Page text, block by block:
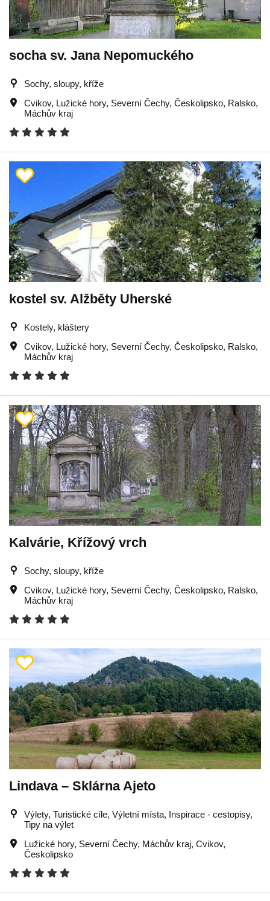
socha sv. Jana Nepomuckého
Sochy, sloupy, kříže
Cvikov, Lužické hory, Severní Čechy, Českolipsko, Ralsko,
Máchův kraj
kostel sv. Alžběty Uherské
Kostely, kláštery
Cvikov, Lužické hory, Severní Čechy, Českolipsko, Ralsko,
Máchův kraj
Kalvárie, Křížový vrch
Sochy, sloupy, kříže
Cvikov, Lužické hory, Severní Čechy, Českolipsko, Ralsko,
Máchův kraj
Lindava – Sklárna Ajeto
Výlety, Turistické cíle, Výletní místa, Inspirace - cestopisy,
Tipy na výlet
Lužické hory, Severní Čechy, Máchův kraj, Cvikov,
Českolipsko